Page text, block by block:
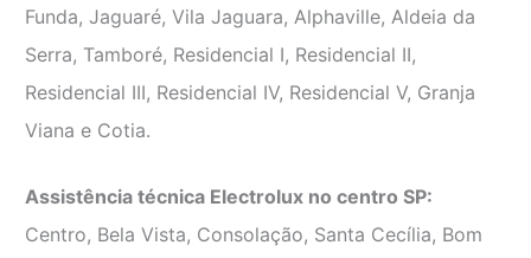
Funda, Jaguaré, Vila Jaguara, Alphaville, Aldeia da
Serra, Tamboré, Residencial I, Residencial II,
Residencial III, Residencial IV, Residencial V, Granja
Viana e Cotia.
Assistência técnica Electrolux no centro SP:
Centro, Bela Vista, Consolação, Santa Cecília, Bom